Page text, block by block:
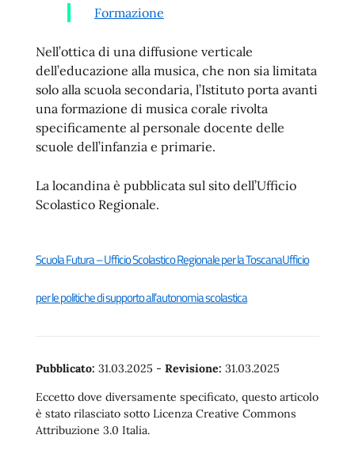
Formazione
Nell’ottica di una diffusione verticale
dell’educazione alla musica, che non sia limitata
solo alla scuola secondaria, l’Istituto porta avanti
una formazione di musica corale rivolta
specificamente al personale docente delle
scuole dell’infanzia e primarie.
La locandina è pubblicata sul sito dell’Ufficio
Scolastico Regionale.
Scuola Futura – Ufficio Scolastico Regionale per la ToscanaUfficio
per le politiche di supporto all’autonomia scolastica
Pubblicato: 31.03.2025 - Revisione: 31.03.2025
Eccetto dove diversamente specificato, questo articolo
è stato rilasciato sotto Licenza Creative Commons
Attribuzione 3.0 Italia.